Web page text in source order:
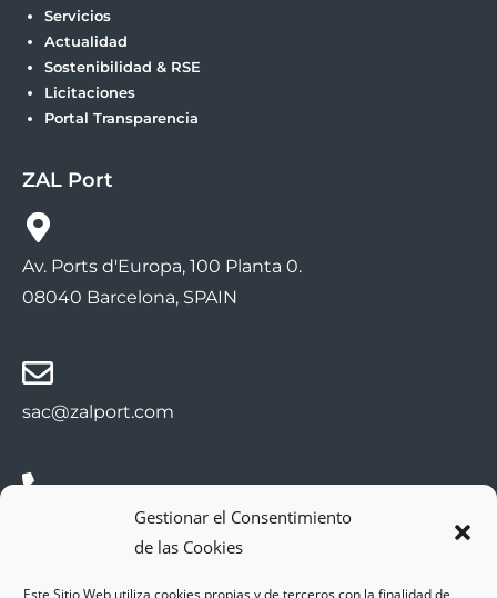
Gestionar el Consentimiento
de las Cookies
Este Sitio Web utiliza cookies propias y de terceros con la finalidad de
Servicios
Actualidad
Sostenibilidad & RSE
Licitaciones
Portal Transparencia
ZAL Port
Av. Ports d'Europa, 100 Planta 0.
08040 Barcelona, SPAIN
sac@zalport.com
(+34) 93 552 58 26